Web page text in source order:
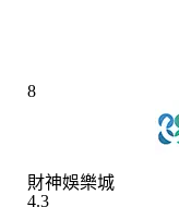
8
財神娛樂城
4.3